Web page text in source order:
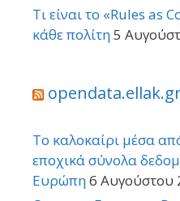
Τι είναι το «Rules as
κάθε πολίτη5
Το καλοκαίρι μέσα
εποχικά σύνολα
Ευρώπη6 Αυγούστου